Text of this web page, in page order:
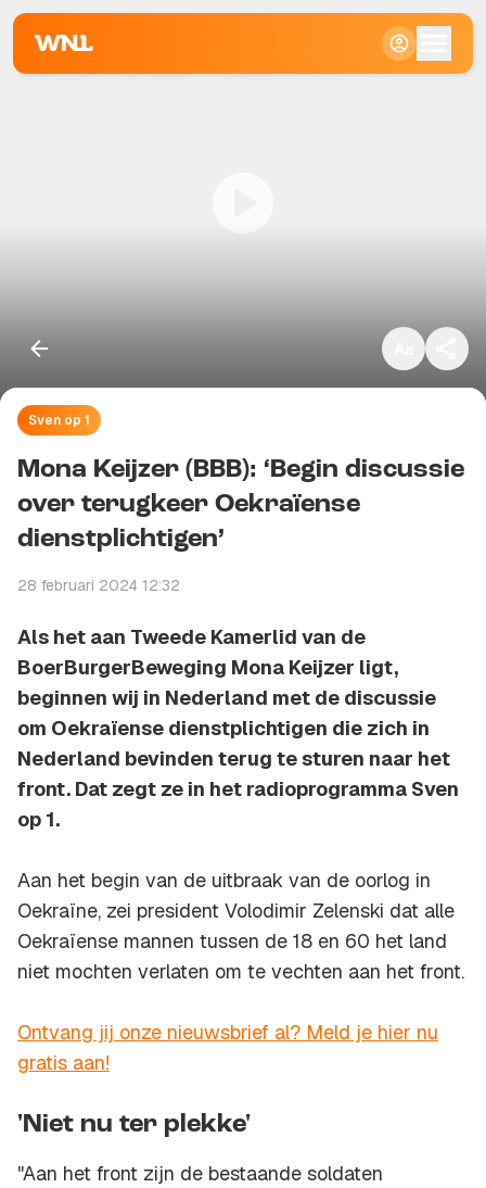
Sven op 1
Mona Keijzer (BBB): ‘Begin discussie
over terugkeer Oekraïense
dienstplichtigen’
28 februari 2024 12:32
Als het aan Tweede Kamerlid van de
BoerBurgerBeweging Mona Keijzer ligt,
beginnen wij in Nederland met de discussie
om Oekraïense dienstplichtigen die zich in
Nederland bevinden terug te sturen naar het
front. Dat zegt ze in het radioprogramma Sven
op 1.
Aan het begin van de uitbraak van de oorlog in
Oekraïne, zei president Volodimir Zelenski dat alle
Oekraïense mannen tussen de 18 en 60 het land
niet mochten verlaten om te vechten aan het front.
Ontvang jij onze nieuwsbrief al? Meld je hier nu
gratis aan!
'Niet nu ter plekke'
"Aan het front zijn de bestaande soldaten